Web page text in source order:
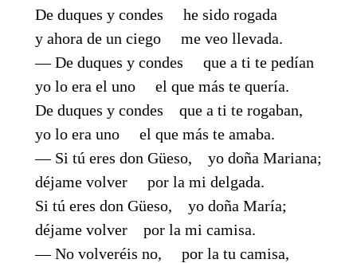
De duques y condes he sido rogada
y ahora de un ciego me veo llevada.
— De duques y condes que a ti te pedían
yo lo era el uno el que más te quería.
De duques y condes
que a ti te rogaban,
yo lo era uno el que más te amaba.
— Si tú eres don Güeso, yo doña Mariana;
déjame volver por la mi delgada.
Si tú eres don Güeso, yo doña María;
déjame volver por la mi camisa.
— No volveréis no, por la tu camisa,